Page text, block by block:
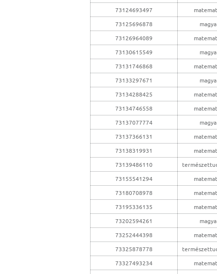
73124693497
73125696878
73126964089
73130615549
73131746868
73133297671
73134288425
73134746558
73137077774
73137366131
73138319931
73139486110
73155541294
73180708978
73195336135
73202594261
73252444398
73325878778
73327493234